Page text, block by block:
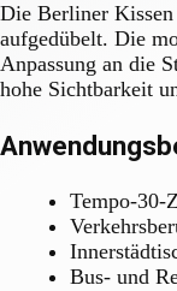
Die Berliner Kissen
aufgedübelt. Die
Anpassung an die
hohe Sichtbarkeit
Tempo-30-
Bus- und